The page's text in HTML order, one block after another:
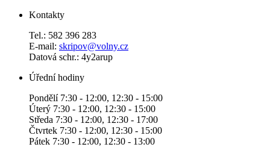
Kontakty
Tel.: 582 396 283
E-mail: skripov@volny.cz
Datová schr.: 4y2arup
Úřední hodiny
Pondělí 7:30 - 12:00, 12:30 - 15:00
Úterý 7:30 - 12:00, 12:30 - 15:00
Středa 7:30 - 12:00, 12:30 - 17:00
Čtvrtek 7:30 - 12:00, 12:30 - 15:00
Pátek 7:30 - 12:00, 12:30 - 13:00